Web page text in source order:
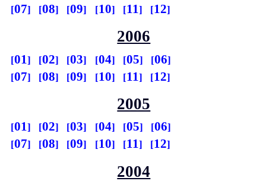
07
08 09 10 11 12
2006
01 02 03 04 05
06
07
08 09 10 11 12
2005
01 02 03 04 05
06
07
08 09 10 11 12
2004